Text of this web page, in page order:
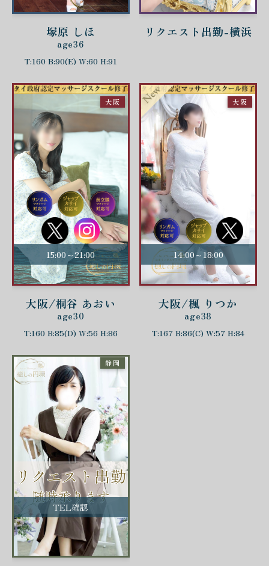
塚原 しほ
age36
T:160 B:90(E) W:60 H:91
リクエスト出勤-横浜
15:00～21:00
大阪/桐谷 あおい
age30
T:160 B:85(D) W:56 H:86
大阪
14:00～18:00
大阪/楓 りつか
age38
T:167 B:86(C) W:57 H:84
大阪
TEL確認
静岡